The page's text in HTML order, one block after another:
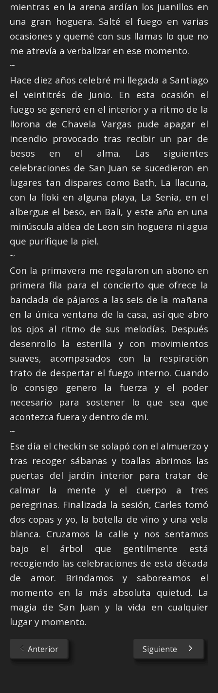
mientras en la arena ardían los juanillos en
una gran hoguera. Salté el fuego en varias
ocasiones y quemé con sus llamas lo que no
me atrevía a verbalizar en ese momento.
~
Hace diez años celebré mi llegada a Santiago
el veintitrés de Junio. En esta ocasión el
fuego se generó en el interior y a ritmo de la
llorona de Chavela Vargas pude apagar el
incendio provocado tras recibir un par de
besos en el alma. Las siguientes
celebraciones de San Juan se sucedieron en
lugares tan dispares como Bath, La llacuna,
con la floki en alguna playa, La Senia, en el
albergue el beso, en Bali, y este año en una
minúscula aldea de Leon sin hoguera ni agua
que purifique la piel.
~
Con la primavera me regalaron un abono en
primera fila para el concierto que ofrece la
bandada de pájaros a las seis de la mañana
en la única ventana de la casa, así que abro
los ojos al ritmo de sus melodías. Después
desenrollo la esterilla y con movimientos
suaves, acompasados con la respiración
trato de despertar el fuego interno. Cuando
lo consigo genero la fuerza y el poder
necesario para sostener lo que sea que
acontezca fuera y dentro de mi.
~
Ese día el checkin se solapó con el almuerzo y
tras recoger sábanas y toallas abrimos las
puertas del jardín interior para tratar de
calmar la mente y el cuerpo a tres
peregrinas. Finalizada la sesión, Carles tomó
dos copas y yo, la botella de vino y una vela
blanca. Cruzamos la calle y nos sentamos
bajo el árbol que gentilmente está
recogiendo las celebraciones de esta década
de amor. Brindamos y saboreamos el
momento en la más absoluta quietud. La
magia de San Juan y la vida en cualquier
lugar y momento.
Anterior Siguiente